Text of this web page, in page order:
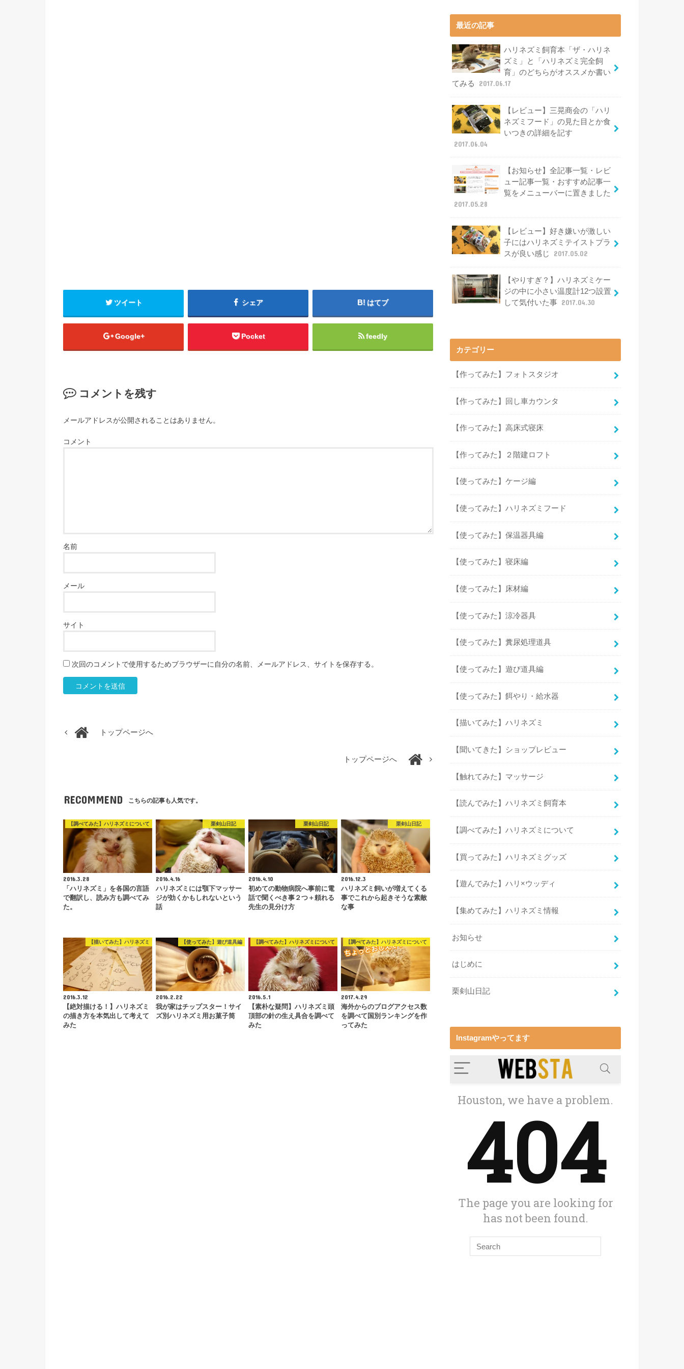
ツイート シェア はてブ
Google+ Pocket feedly
コメントを残す
メールアドレスが公開されることはありません。
コメント
名前
メール
サイト
次回のコメントで使用するためブラウザーに自分の名前、メールアドレス、サイトを保存する。
トップページへ
トップページへ
RECOMMEND こちらの記事も人気です。
【調べてみた】ハリネズミについて
2016.3.28
「ハリネズミ」を各国の言語
で翻訳し、読み方も調べてみ
た。
栗剣山日記
2016.4.16
ハリネズミには顎下マッサー
ジが効くかもしれないという
話
栗剣山日記
2016.4.10
初めての動物病院へ事前に電
話で聞くべき事２つ＋頼れる
先生の見分け方
栗剣山日記
2016.12.3
ハリネズミ飼いが増えてくる
事でこれから起きそうな素敵
な事
【描いてみた】ハリネズミ
2016.3.12
【絶対描ける！】ハリネズミ
の描き方を本気出して考えて
みた
【使ってみた】遊び道具編
2016.2.22
我が家はチップスター！サイ
ズ別ハリネズミ用お菓子筒
【調べてみた】ハリネズミについて
2016.5.1
【素朴な疑問】ハリネズミ頭
頂部の針の生え具合を調べて
みた
【調べてみた】ハリネズミについて
2017.4.29
海外からのブログアクセス数
を調べて国別ランキングを作
ってみた
最近の記事
ハリネズミ飼育本「ザ・ハリネ
ズミ」と「ハリネズミ完全飼
育」のどちらがオススメか書い
てみる
2017.06.17
【レビュー】三晃商会の「ハリ
ネズミフード」の見た目とか食
いつきの詳細を記す
2017.06.04
【お知らせ】全記事一覧・レビ
ュー記事一覧・おすすめ記事一
覧をメニューバーに置きました
2017.05.28
【レビュー】好き嫌いが激しい
子にはハリネズミテイストプラ
スが良い感じ
2017.05.02
【やりすぎ？】ハリネズミケー
ジの中に小さい温度計12つ設置
して気付いた事 2017.04.30
カテゴリー
【作ってみた】フォトスタジオ
【作ってみた】回し車カウンタ
【作ってみた】高床式寝床
【作ってみた】２階建ロフト
【使ってみた】ケージ編
【使ってみた】ハリネズミフード
【使ってみた】保温器具編
【使ってみた】寝床編
【使ってみた】床材編
【使ってみた】涼冷器具
【使ってみた】糞尿処理道具
【使ってみた】遊び道具編
【使ってみた】餌やり・給水器
【描いてみた】ハリネズミ
【聞いてきた】ショップレビュー
【触れてみた】マッサージ
【読んでみた】ハリネズミ飼育本
【調べてみた】ハリネズミについて
【買ってみた】ハリネズミグッズ
【遊んでみた】ハリ×ウッディ
【集めてみた】ハリネズミ情報
お知らせ
はじめに
栗剣山日記
Instagramやってます